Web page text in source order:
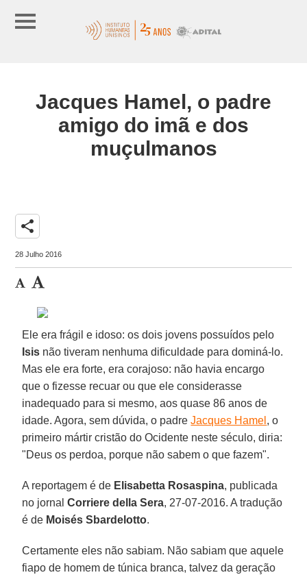
Jacques Hamel, o padre
amigo do imã e dos
muçulmanos
share
28 Julho 2016
Ele era frágil e idoso: os dois jovens possuídos pelo
Isis não tiveram nenhuma dificuldade para dominá-lo.
Mas ele era forte, era corajoso: não havia encargo
que o fizesse recuar ou que ele considerasse
inadequado para si mesmo, aos quase 86 anos de
idade. Agora, sem dúvida, o padreJacques Hamel , o
primeiro mártir cristão do Ocidente neste século, diria:
"Deus os perdoa, porque não sabem o que fazem".
A reportagem é de Elisabetta Rosaspina, publicada
no jornalCorriere della Sera, 27-07-2016. A tradução
é de Moisés Sbardelotto.
Certamente eles não sabiam. Não sabiam que aquele
fiapo de homem de túnica branca, talvez da geração